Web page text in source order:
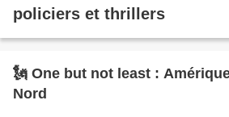
policiers et thrillers
🗽 One but not least :
Nord